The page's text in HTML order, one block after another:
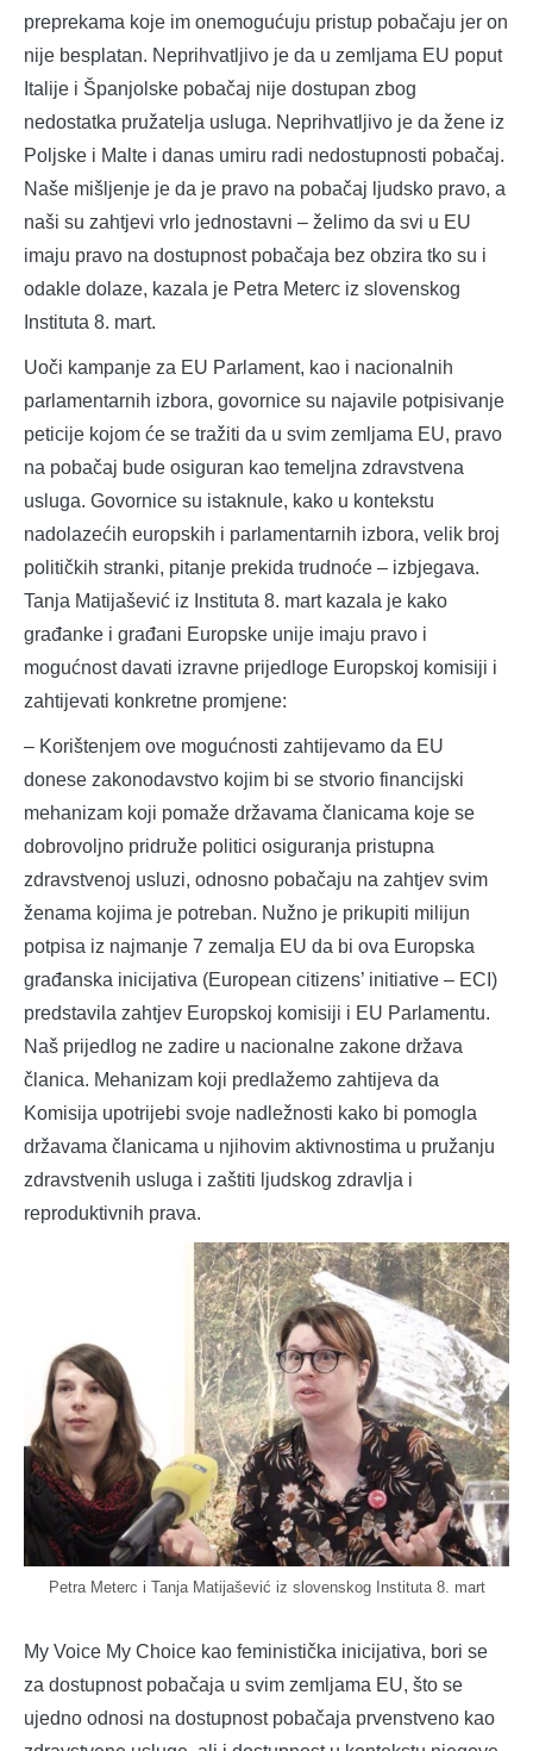
preprekama koje im onemogućuju pristup pobačaju jer on
nije besplatan. Neprihvatljivo je da u zemljama EU poput
Italije i Španjolske pobačaj nije dostupan zbog
nedostatka pružatelja usluga. Neprihvatljivo je da žene iz
Poljske i Malte i danas umiru radi nedostupnosti pobačaj.
Naše mišljenje je da je pravo na pobačaj ljudsko pravo, a
naši su zahtjevi vrlo jednostavni – želimo da svi u EU
imaju pravo na dostupnost pobačaja bez obzira tko su i
odakle dolaze, kazala je Petra Meterc iz slovenskog
Instituta 8. mart.
Uoči kampanje za EU Parlament, kao i nacionalnih
parlamentarnih izbora, govornice su najavile potpisivanje
peticije kojom će se tražiti da u svim zemljama EU, pravo
na pobačaj bude osiguran kao temeljna zdravstvena
usluga. Govornice su istaknule, kako u kontekstu
nadolazećih europskih i parlamentarnih izbora, velik broj
političkih stranki, pitanje prekida trudnoće – izbjegava.
Tanja Matijašević iz Instituta 8. mart kazala je kako
građanke i građani Europske unije imaju pravo i
mogućnost davati izravne prijedloge Europskoj komisiji i
zahtijevati konkretne promjene:
– Korištenjem ove mogućnosti zahtijevamo da EU
donese zakonodavstvo kojim bi se stvorio financijski
mehanizam koji pomaže državama članicama koje se
dobrovoljno pridruže politici osiguranja pristupna
zdravstvenoj usluzi, odnosno pobačaju na zahtjev svim
ženama kojima je potreban. Nužno je prikupiti milijun
potpisa iz najmanje 7 zemalja EU da bi ova Europska
građanska inicijativa (European citizens’ initiative – ECI)
predstavila zahtjev Europskoj komisiji i EU Parlamentu.
Naš prijedlog ne zadire u nacionalne zakone država
članica. Mehanizam koji predlažemo zahtijeva da
Komisija upotrijebi svoje nadležnosti kako bi pomogla
državama članicama u njihovim aktivnostima u pružanju
zdravstvenih usluga i zaštiti ljudskog zdravlja i
reproduktivnih prava.
Petra Meterc i Tanja Matijašević iz slovenskog Instituta 8. mart
My Voice My Choice kao feministička inicijativa, bori se
za dostupnost pobačaja u svim zemljama EU, što se
ujedno odnosi na dostupnost pobačaja prvenstveno kao